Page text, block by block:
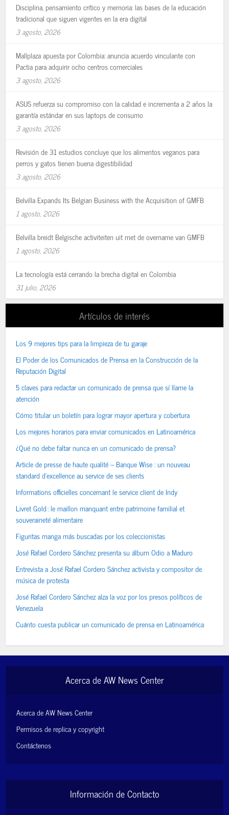
Disciplina, pensamiento crítico y memoria: las bases de la educación
tradicional que siguen vigentes en la era digital
3 agosto, 2026
Mallplaza apuesta por Colombia: anuncia acuerdo vinculante con
Pactia para adquirir ocho centros comerciales
3 agosto, 2026
ASUS refuerza su compromiso con la calidad e incrementa a 2 años la
garantía estándar en sus laptops de consumo
3 agosto, 2026
Revisión de 31 estudios concluye que los alimentos veganos para
perros y gatos tienen buena digestibilidad
3 agosto, 2026
Belvilla Expands Its Belgian Business with the Acquisition of GMFB
1 agosto, 2026
Belvilla breidt Belgische activiteiten uit met de overname van GMFB
1 agosto, 2026
La tecnología está cerrando la brecha digital en Colombia
31 julio, 2026
Artículos de interés
Los 9 mejores tips para la limpieza de tu garaje
El Poder de los Comunicados de Prensa en la Construcción de la
Reputación Digital
5 claves para redactar un comunicado de prensa que sí llame la
atención
Cómo titular un boletín para lograr mayor apertura y cobertura
Los mejores horarios para enviar comunicados en Latinoamérica
¿Qué no debe faltar nunca en un comunicado de prensa?
Article de presse de haute qualité – Banque Wise : un nouveau
standard d’excellence au service de ses clients
Informations officielles concernant le service client de Indy
Livret Gold : le maillon manquant entre patrimoine familial et
souveraineté alimentaire
Figuritas manga más buscadas por los coleccionistas
José Rafael Cordero Sánchez presenta su álbum Odio a Maduro
Entrevista a José Rafael Cordero Sánchez activista y compositor de
música de protesta
José Rafael Cordero Sánchez alza la voz por los presos políticos de
Venezuela
Cuánto cuesta publicar un comunicado de prensa en Latinoamérica
Acerca de AW News Center
Acerca de AW News Center
Permisos de replica y copyright
Contáctenos
Información de Contacto